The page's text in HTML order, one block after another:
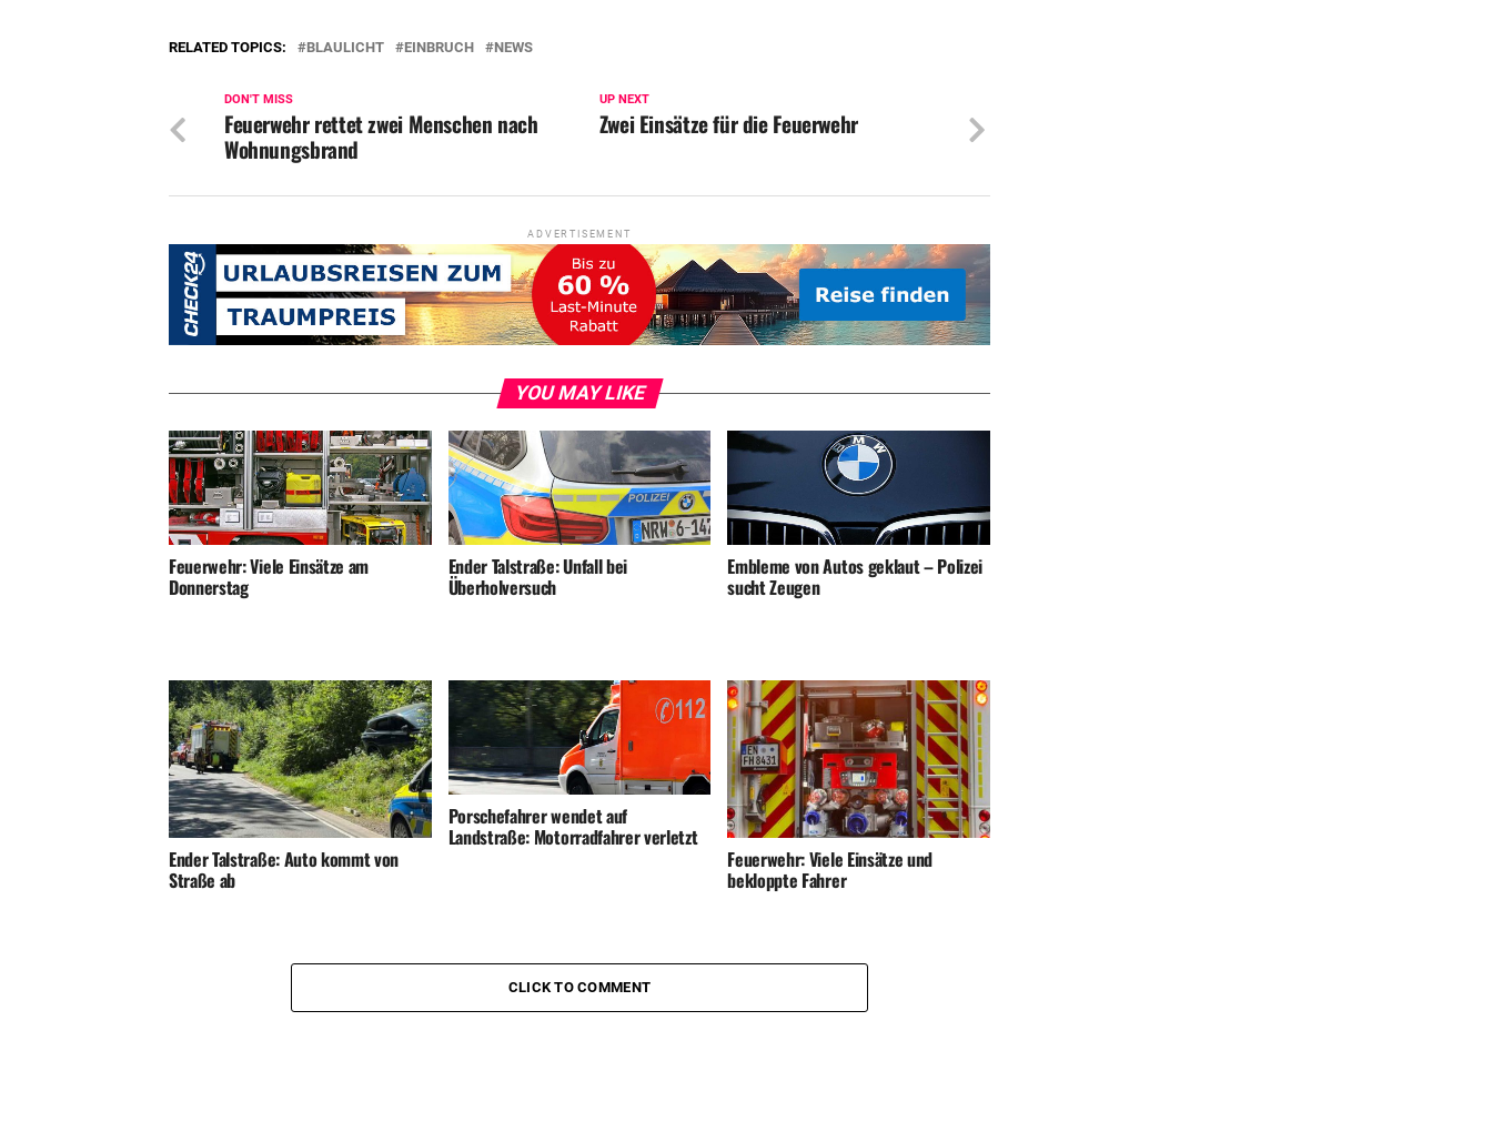
RELATED TOPICS: BLAULICHT EINBRUCH NEWS
UP NEXT
Zwei Einsätze für die Feuerwehr
DON'T MISS
Feuerwehr rettet zwei Menschen nach
Wohnungsbrand
ADVERTISEMENT
YOU MAY LIKE
Feuerwehr: Viele Einsätze am
Donnerstag
Ender Talstraße: Unfall bei
Überholversuch
Embleme von Autos geklaut – Polizei
sucht Zeugen
Ender Talstraße: Auto kommt von
Straße ab
Porschefahrer wendet auf
Landstraße: Motorradfahrer verletzt
Feuerwehr: Viele Einsätze und
bekloppte Fahrer
CLICK TO COMMENT